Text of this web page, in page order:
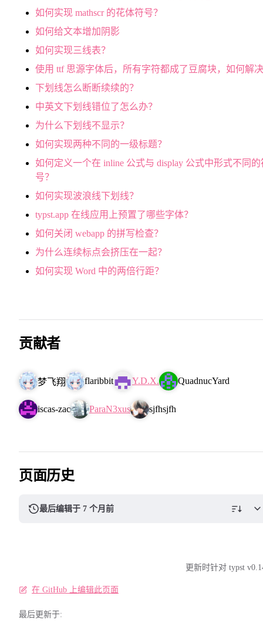
如何实现 mathscr 的花体符号？
如何给文本增加阴影
如何实现三线表？
使用 ttf 思源字体后，所有字符都成了豆腐块，如何解
下划线怎么断断续续的？
中英文下划线错位了怎么办？
为什么下划线不显示？
如何实现两种不同的一级标题？
如何定义一个在 inline 公式与 display 公式中形式不同的
号？
如何实现波浪线下划线？
typst.app 在线应用上预置了哪些字体？
如何关闭 webapp 的拼写检查？
为什么连续标点会挤压在一起？
如何实现 Word 中的两倍行距？
贡献者
梦飞翔 flaribbit Y.D.X. QuadnucYard
iscas-zac ParaN3xus sjfhsjfh
页面历史
最后编辑于 7 个月前
更新时针对 typst
在 GitHub 上编辑此页面
最后更新于: